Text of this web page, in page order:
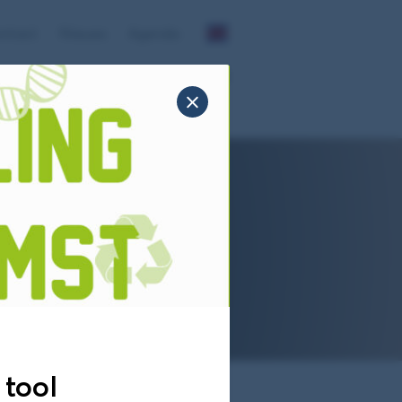
Profielbeschrijving
van de